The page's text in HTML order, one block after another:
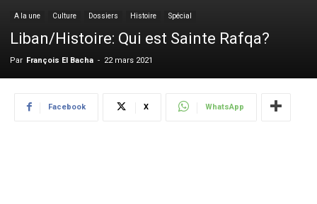
A la une Culture Dossiers Histoire Spécial
Liban/Histoire: Qui est Sainte Rafqa?
Par François El Bacha - 22 mars 2021
Facebook X WhatsApp